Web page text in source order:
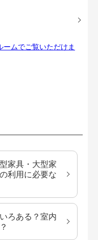
ームでご覧いただけま
家具・大型家
利用に必要な
ろある？室内